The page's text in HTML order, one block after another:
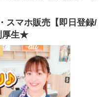
マホ販売【即日登録/
厚生★